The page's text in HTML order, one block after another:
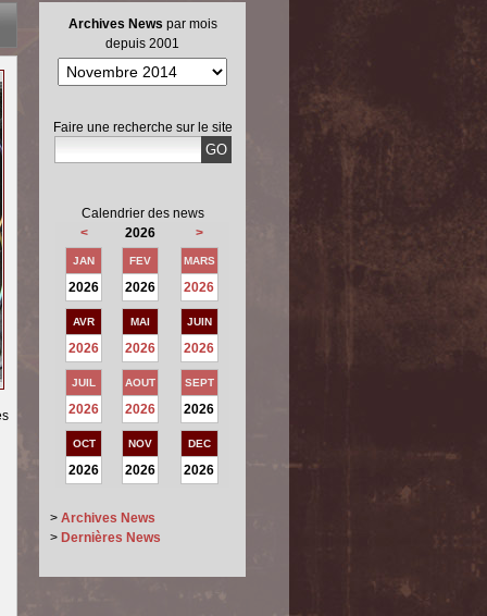
Archives News par mois
depuis 2001
Faire une recherche sur le site
Calendrier des news
<
2026 >
JAN
2026
FEV
2026
MARS
2026
AVR
2026
MAI
2026
JUIN
2026
JUIL
2026
AOUT
2026
SEPT
2026
OCT
2026
NOV
2026
DEC
2026
> Archives News
> Dernières News